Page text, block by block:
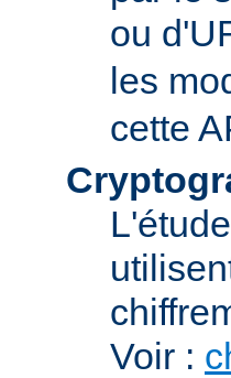
ou
les
cette
Voir :